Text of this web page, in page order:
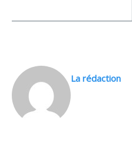
La rédaction